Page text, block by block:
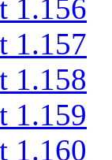
1.156
1.157
1.158
1.159
1.160